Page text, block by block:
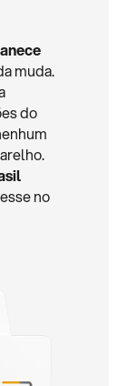
muda.
do
no